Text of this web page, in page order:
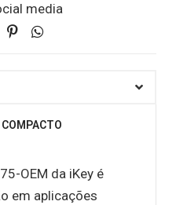
media
OEM da iKey é
em aplicações